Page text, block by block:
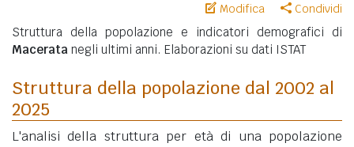
Modifica Condividi
Struttura della popolazione e indicatori demografici di
Macerata negli ultimi anni. Elaborazioni su dati ISTAT
Struttura della popolazione dal 2002 al
2025
L'analisi della struttura per età di una popolazione